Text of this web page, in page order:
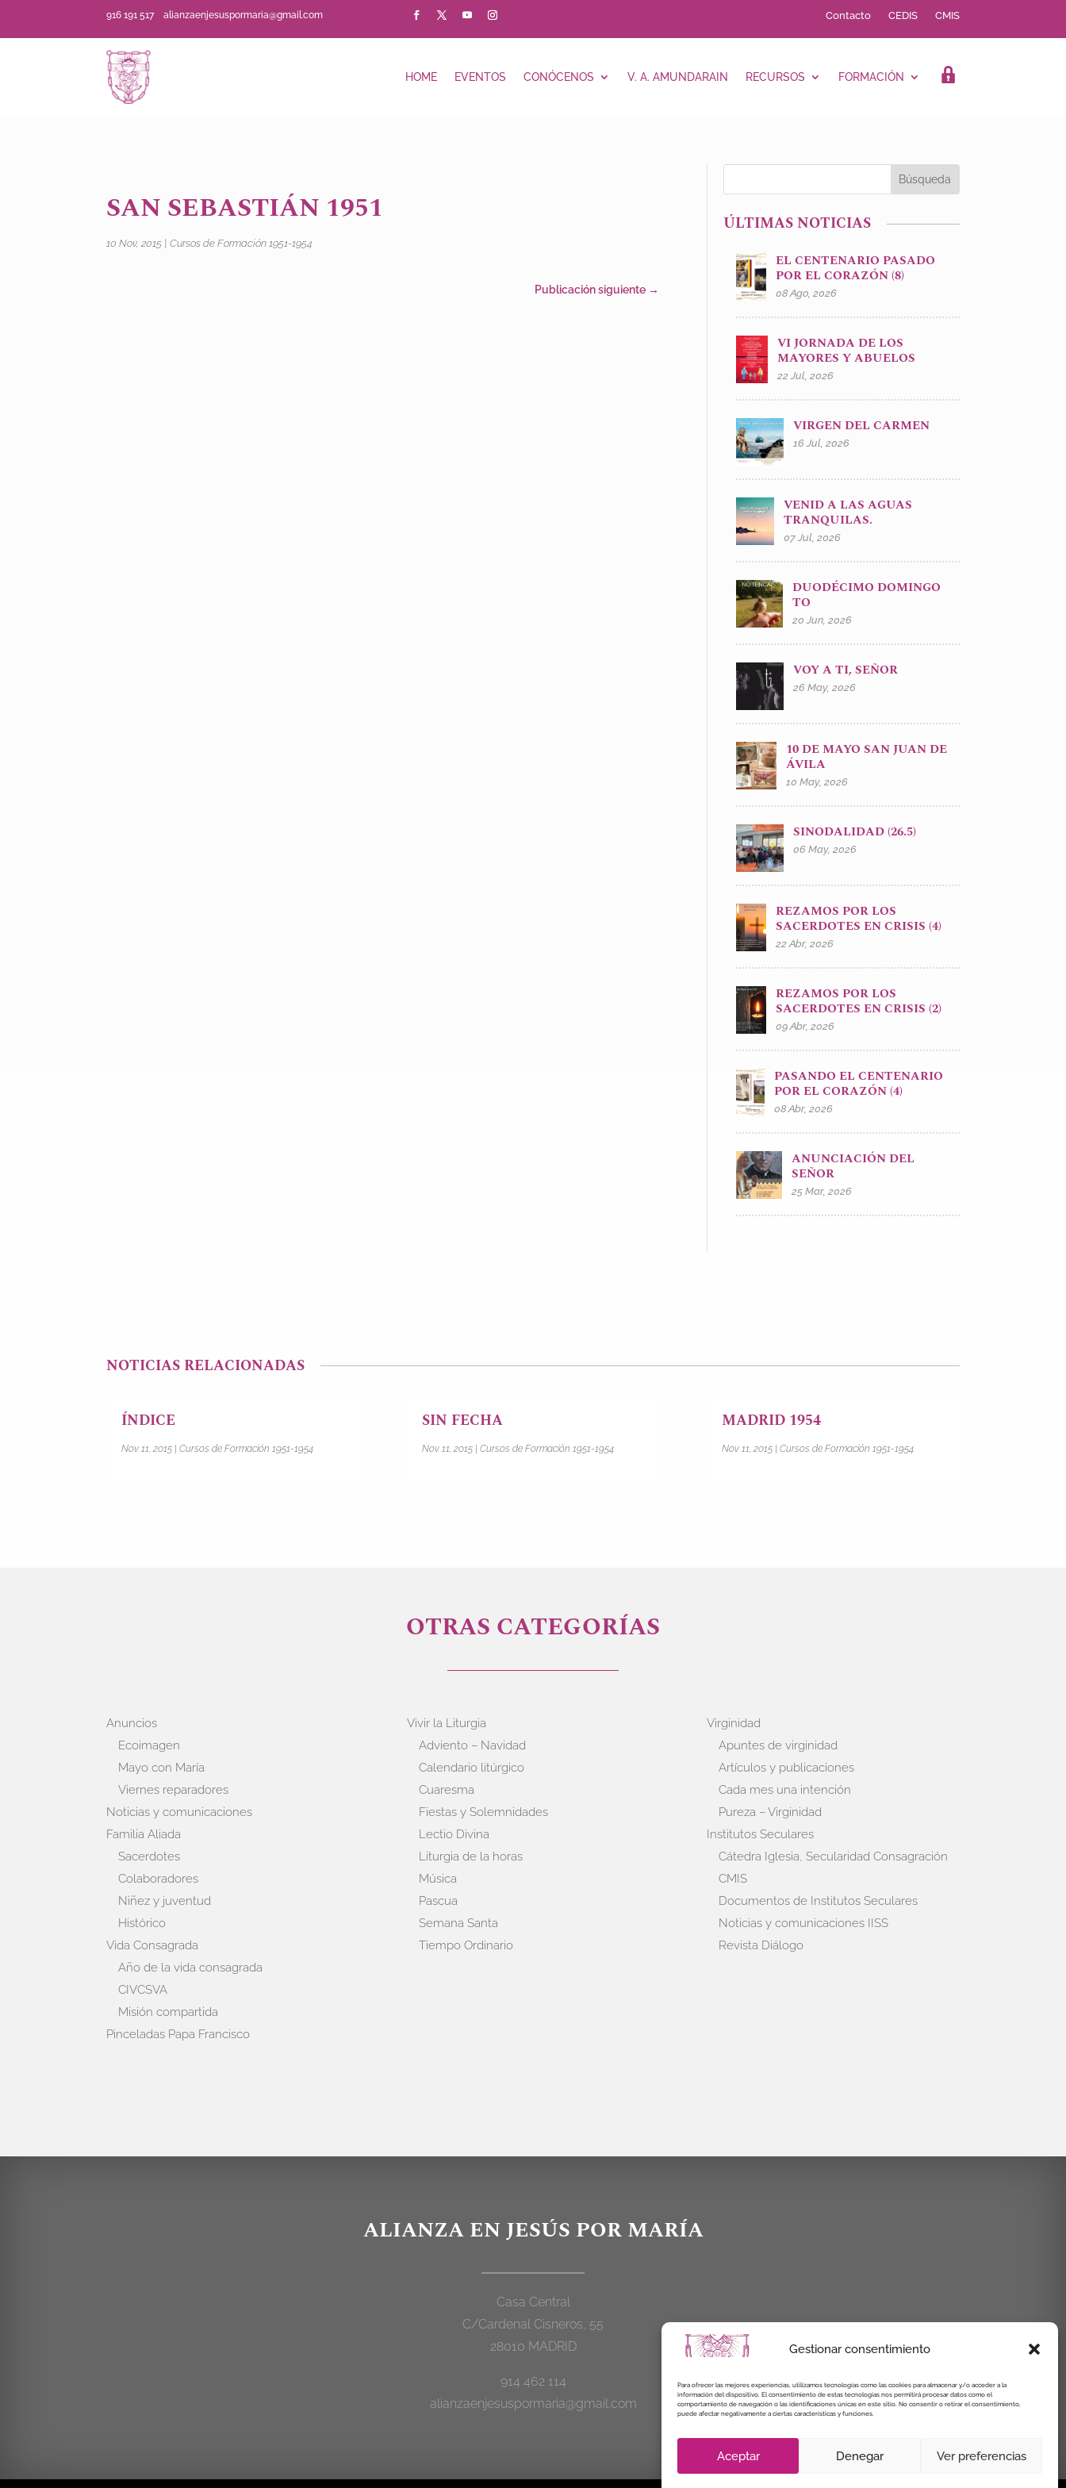
Gestionar consentimiento
Para ofrecer las mejores experiencias, utilizamos tecnologías como las cookies para almacenar y/o acceder a la
información del dispositivo. El consentimiento de estas tecnologías nos permitirá procesar datos como el
comportamiento de navegación o las identificaciones únicas en este sitio. No consentir o retirar el consentimiento,
puede afectar negativamente a ciertas características y funciones.
Aceptar Denegar Ver preferencias
916 191 517alianzaenjesuspormaria@gmail.com Contacto CEDIS CMIS
HOME EVENTOS CONÓCENOS V. A. AMUNDARAIN RECURSOS FORMACIÓN LOGIN
SAN SEBASTIÁN 1951
10 Nov, 2015 |Cursos de Formación 1951-1954
Publicación siguiente →
ÚLTIMAS NOTICIAS
EL CENTENARIO PASADO
POR EL CORAZÓN (8)
08 Ago, 2026
VI JORNADA DE LOS
MAYORES Y ABUELOS
22 Jul, 2026
VIRGEN DEL CARMEN
16 Jul, 2026
VENID A LAS AGUAS
TRANQUILAS.
07 Jul, 2026
DUODÉCIMO DOMINGO
TO
20 Jun, 2026
VOY A TI, SEÑOR
26 May, 2026
10 DE MAYO SAN JUAN DE
ÁVILA
10 May, 2026
SINODALIDAD (26.5)
06 May, 2026
REZAMOS POR LOS
SACERDOTES EN CRISIS (4)
22 Abr, 2026
REZAMOS POR LOS
SACERDOTES EN CRISIS (2)
09 Abr, 2026
PASANDO EL CENTENARIO
POR EL CORAZÓN (4)
08 Abr, 2026
ANUNCIACIÓN DEL
SEÑOR
25 Mar, 2026
NOTICIAS RELACIONADAS
ÍNDICE
Nov 11, 2015 |Cursos de Formación 1951-1954
SIN FECHA
Nov 11, 2015| Cursos de Formación 1951-1954
MADRID 1954
Nov 11, 2015| Cursos de Formación 1951-1954
OTRAS CATEGORÍAS
Anuncios
Ecoimagen
Mayo con María
Viernes reparadores
Noticias y comunicaciones
Familia Aliada
Sacerdotes
Colaboradores
Niñez y juventud
Histórico
Vida Consagrada
Año de la vida consagrada
CIVCSVA
Misión compartida
Pinceladas Papa Francisco
Vivir la Liturgia
Adviento – Navidad
Calendario litúrgico
Cuaresma
Fiestas y Solemnidades
Lectio Divina
Liturgia de la horas
Música
Pascua
Semana Santa
Tiempo Ordinario
Virginidad
Apuntes de virginidad
Artículos y publicaciones
Cada mes una intención
Pureza – Virginidad
Institutos Seculares
Cátedra Iglesia, Secularidad Consagración
CMIS
Documentos de Institutos Seculares
Noticias y comunicaciones IISS
Revista Diálogo
ALIANZA EN JESÚS POR MARÍA
Casa Central
C/Cardenal Cisneros, 55
28010 MADRID
914 462 114
alianzaenjesuspormaria@gmail.com